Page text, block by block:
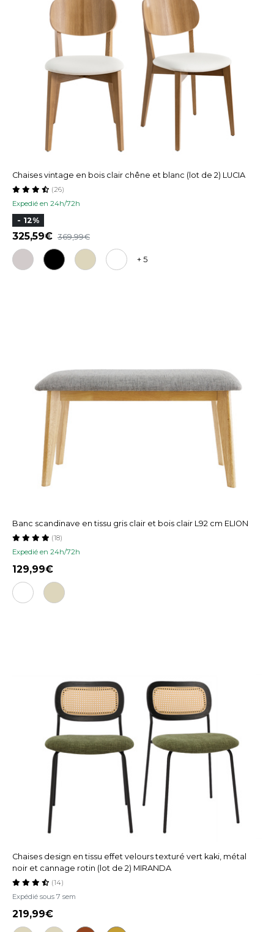
Chaises vintage en bois clair chêne et blanc (lot de 2) LUCIA
Expedié en 24h/72h
(26)
- 12%
325,59 369,99
+ 5
Banc scandinave en tissu gris clair et bois clair L92 cm ELION
Expedié en 24h/72h
(18)
129,99
Chaises design en tissu effet velours texturé vert kaki, métal
noir et cannage rotin (lot de 2) MIRANDA
Expédié sous 7 sem
(14)
219,99